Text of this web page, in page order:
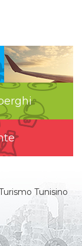
Tunisino